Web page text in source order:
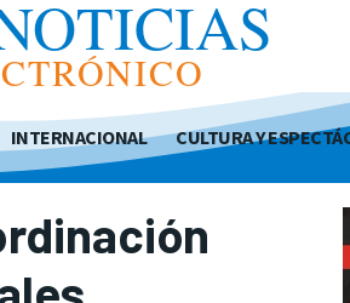
INTERNACIONAL CULTURA Y